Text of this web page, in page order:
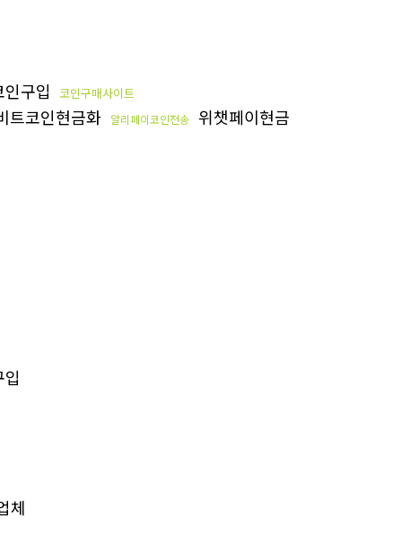
구입 코인구매사이트
트코인현금화 알리페이코인전송 위챗페이현금
체